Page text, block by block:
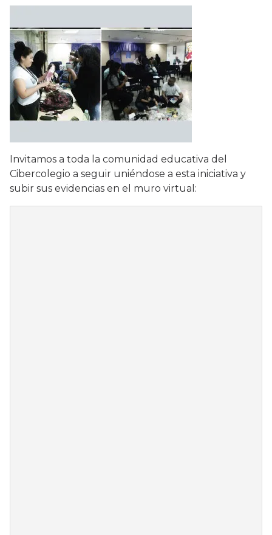
Invitamos a toda la comunidad educativa del
Cibercolegio a seguir uniéndose a esta iniciativa y
subir sus evidencias en el muro virtual: